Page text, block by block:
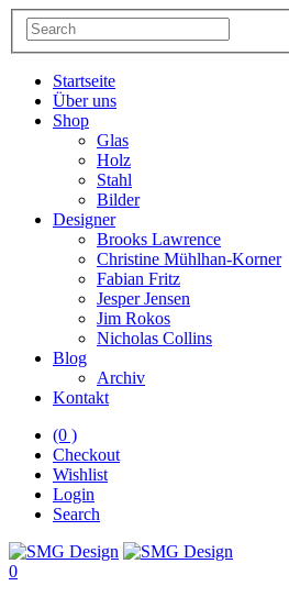
Startseite
Über uns
Shop
Glas
Holz
Stahl
Bilder
Designer
Brooks Lawrence
Christine Mühlhan-Korner
Fabian Fritz
Jesper Jensen
Jim Rokos
Nicholas Collins
Blog
Archiv
Kontakt
(0 )
Checkout
Wishlist
Login
Search
0